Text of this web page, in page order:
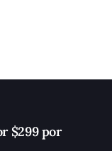
$299 por